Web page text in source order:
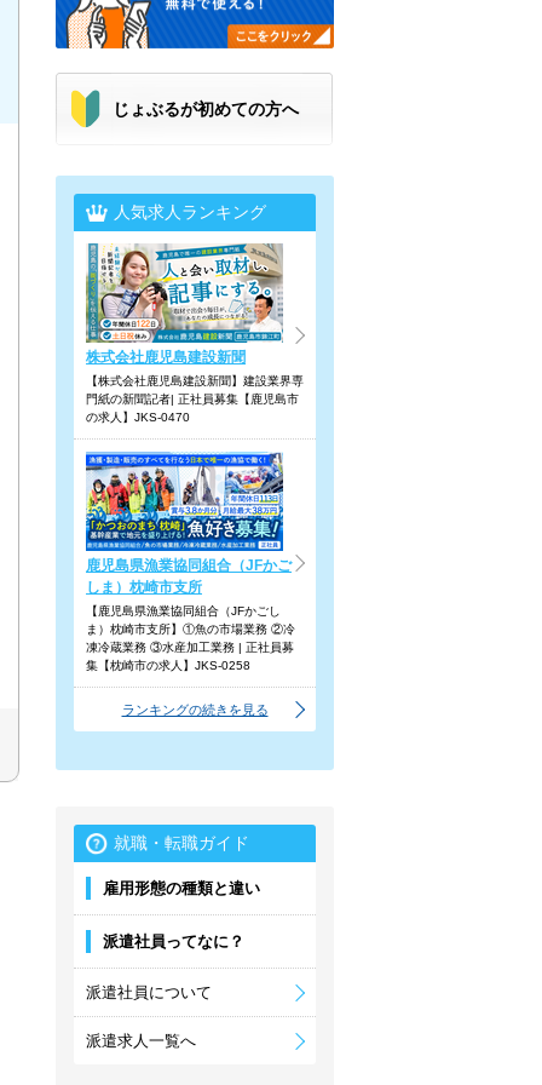
じょぶるが初めての方へ
人気求人ランキング
株式会社鹿児島建設新聞
【株式会社鹿児島建設新聞】建設業界専
門紙の新聞記者| 正社員募集【鹿児島市
の求人】JKS-0470
鹿児島県漁業協同組合（JFかご
しま）枕崎市支所
【鹿児島県漁業協同組合（JFかごし
ま）枕崎市支所】①魚の市場業務 ②冷
凍冷蔵業務 ③水産加工業務 | 正社員募
集【枕崎市の求人】JKS-0258
ランキングの続きを見る
就職・転職ガイド
雇用形態の種類と違い
派遣社員ってなに？
派遣社員について
派遣求人一覧へ